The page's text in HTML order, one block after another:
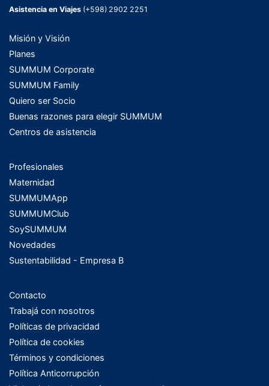
Asistencia en Viajes (+598) 2902 2251
Misión y Visión
Planes
SUMMUM Corporate
SUMMUM Family
Quiero ser Socio
Buenas razones para elegir SUMMUM
Centros de asistencia
Profesionales
Maternidad
SUMMUMApp
SUMMUMClub
SoySUMMUM
Novedades
Sustentabilidad - Empresa B
Contacto
Trabajá con nosotros
Políticas de privacidad
Política de cookies
Términos y condiciones
Política Anticorrupción